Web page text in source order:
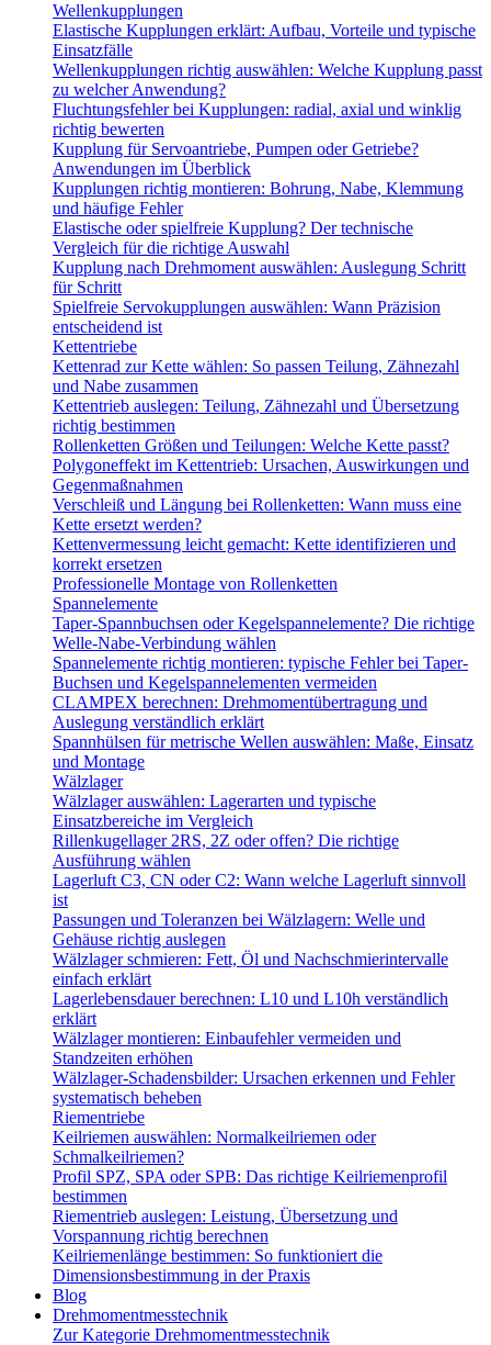
Wellenkupplungen
Elastische Kupplungen erklärt: Aufbau, Vorteile und typische
Einsatzfälle
Wellenkupplungen richtig auswählen: Welche Kupplung passt
zu welcher Anwendung?
Fluchtungsfehler bei Kupplungen: radial, axial und winklig
richtig bewerten
Kupplung für Servoantriebe, Pumpen oder Getriebe?
Anwendungen im Überblick
Kupplungen richtig montieren: Bohrung, Nabe, Klemmung
und häufige Fehler
Elastische oder spielfreie Kupplung? Der technische
Vergleich für die richtige Auswahl
Kupplung nach Drehmoment auswählen: Auslegung Schritt
für Schritt
Spielfreie Servokupplungen auswählen: Wann Präzision
entscheidend ist
Kettentriebe
Kettenrad zur Kette wählen: So passen Teilung, Zähnezahl
und Nabe zusammen
Kettentrieb auslegen: Teilung, Zähnezahl und Übersetzung
richtig bestimmen
Rollenketten Größen und Teilungen: Welche Kette passt?
Polygoneffekt im Kettentrieb: Ursachen, Auswirkungen und
Gegenmaßnahmen
Verschleiß und Längung bei Rollenketten: Wann muss eine
Kette ersetzt werden?
Kettenvermessung leicht gemacht: Kette identifizieren und
korrekt ersetzen
Professionelle Montage von Rollenketten
Spannelemente
Taper-Spannbuchsen oder Kegelspannelemente? Die richtige
Welle-Nabe-Verbindung wählen
Spannelemente richtig montieren: typische Fehler bei Taper-
Buchsen und Kegelspannelementen vermeiden
CLAMPEX berechnen: Drehmomentübertragung und
Auslegung verständlich erklärt
Spannhülsen für metrische Wellen auswählen: Maße, Einsatz
und Montage
Wälzlager
Wälzlager auswählen: Lagerarten und typische
Einsatzbereiche im Vergleich
Rillenkugellager 2RS, 2Z oder offen? Die richtige
Ausführung wählen
Lagerluft C3, CN oder C2: Wann welche Lagerluft sinnvoll
ist
Passungen und Toleranzen bei Wälzlagern: Welle und
Gehäuse richtig auslegen
Wälzlager schmieren: Fett, Öl und Nachschmierintervalle
einfach erklärt
Lagerlebensdauer berechnen: L10 und L10h verständlich
erklärt
Wälzlager montieren: Einbaufehler vermeiden und
Standzeiten erhöhen
Wälzlager-Schadensbilder: Ursachen erkennen und Fehler
systematisch beheben
Riementriebe
Keilriemen auswählen: Normalkeilriemen oder
Schmalkeilriemen?
Profil SPZ, SPA oder SPB: Das richtige Keilriemenprofil
bestimmen
Riementrieb auslegen: Leistung, Übersetzung und
Vorspannung richtig berechnen
Keilriemenlänge bestimmen: So funktioniert die
Dimensionsbestimmung in der Praxis
Blog
Drehmomentmesstechnik
Zur Kategorie Drehmomentmesstechnik